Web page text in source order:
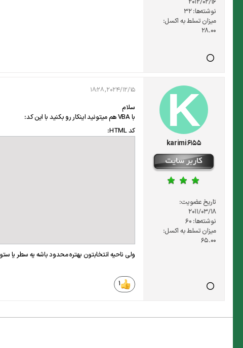
نوشته‌ها:32
میزان تسلط به اکسل:
28.00
karimi6155
تاریخ عضویت:
2011/03/18
نوشته‌ها: 60
میزان تسلط به اکسل:
65.00
2024/12/15, 18:28
سلام
با VBA هم میتونید اینکار رو بکنید با این کد:
کد HTML:
ولی ناحیه انتخابتون بهتره محدود باشه یه سطر یا
1